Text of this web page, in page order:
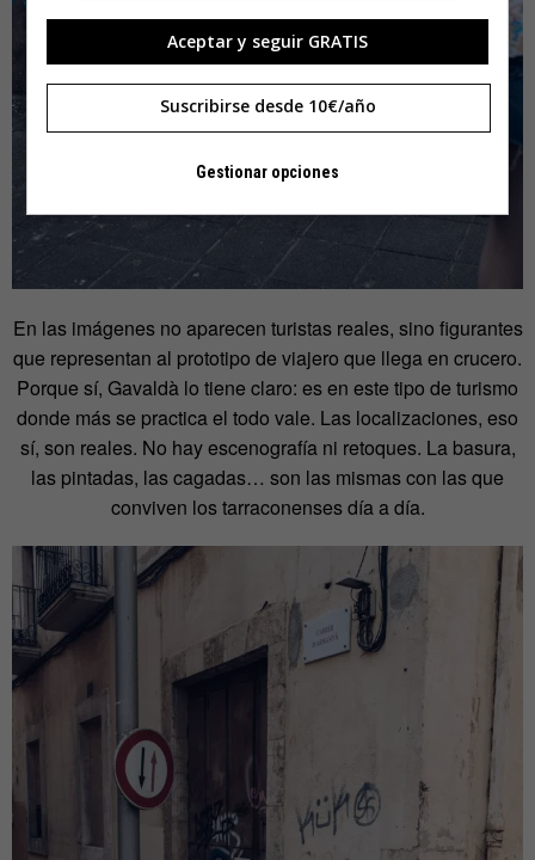
En las imágenes no aparecen turistas reales, sino figurantes
que representan al prototipo de viajero que llega en crucero.
Porque sí, Gavaldà lo tiene claro: es en este tipo de turismo
donde más se practica el todo vale. Las localizaciones, eso
sí, son reales. No hay escenografía ni retoques. La basura,
las pintadas, las cagadas… son las mismas con las que
conviven los tarraconenses día a día.
Aceptar y seguir GRATIS
Suscribirse desde 10€/año
Gestionar opciones